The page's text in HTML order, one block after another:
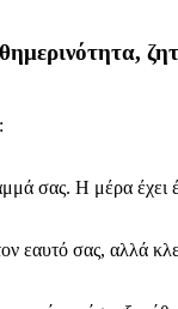
σας. Η μέρα έχει
εαυτό σας, αλλά